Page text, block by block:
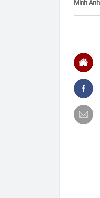
Minh Ánh